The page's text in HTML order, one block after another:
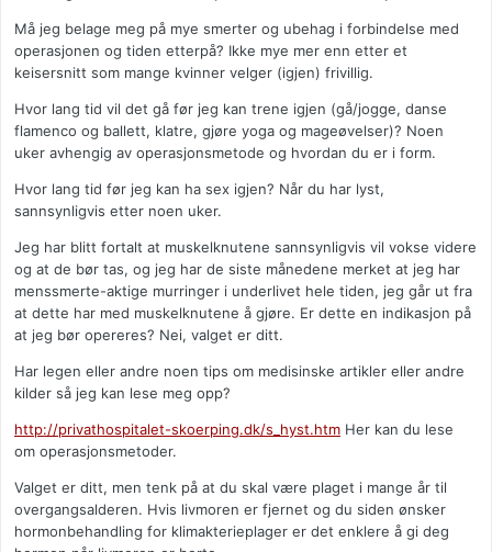
Må jeg belage meg på mye smerter og ubehag i forbindelse med
operasjonen og tiden etterpå? Ikke mye mer enn etter et
keisersnitt som mange kvinner velger (igjen) frivillig.
Hvor lang tid vil det gå før jeg kan trene igjen (gå/jogge, danse
flamenco og ballett, klatre, gjøre yoga og mageøvelser)? Noen
uker avhengig av operasjonsmetode og hvordan du er i form.
Hvor lang tid før jeg kan ha sex igjen? Når du har lyst,
sannsynligvis etter noen uker.
Jeg har blitt fortalt at muskelknutene sannsynligvis vil vokse videre
og at de bør tas, og jeg har de siste månedene merket at jeg har
menssmerte-aktige murringer i underlivet hele tiden, jeg går ut fra
at dette har med muskelknutene å gjøre. Er dette en indikasjon på
at jeg bør opereres? Nei, valget er ditt.
Har legen eller andre noen tips om medisinske artikler eller andre
kilder så jeg kan lese meg opp?
http://privathospitalet-skoerping.dk/s_hyst.htm Her kan du lese
om operasjonsmetoder.
Valget er ditt, men tenk på at du skal være plaget i mange år til
overgangsalderen. Hvis livmoren er fjernet og du siden ønsker
hormonbehandling for klimakterieplager er det enklere å gi deg